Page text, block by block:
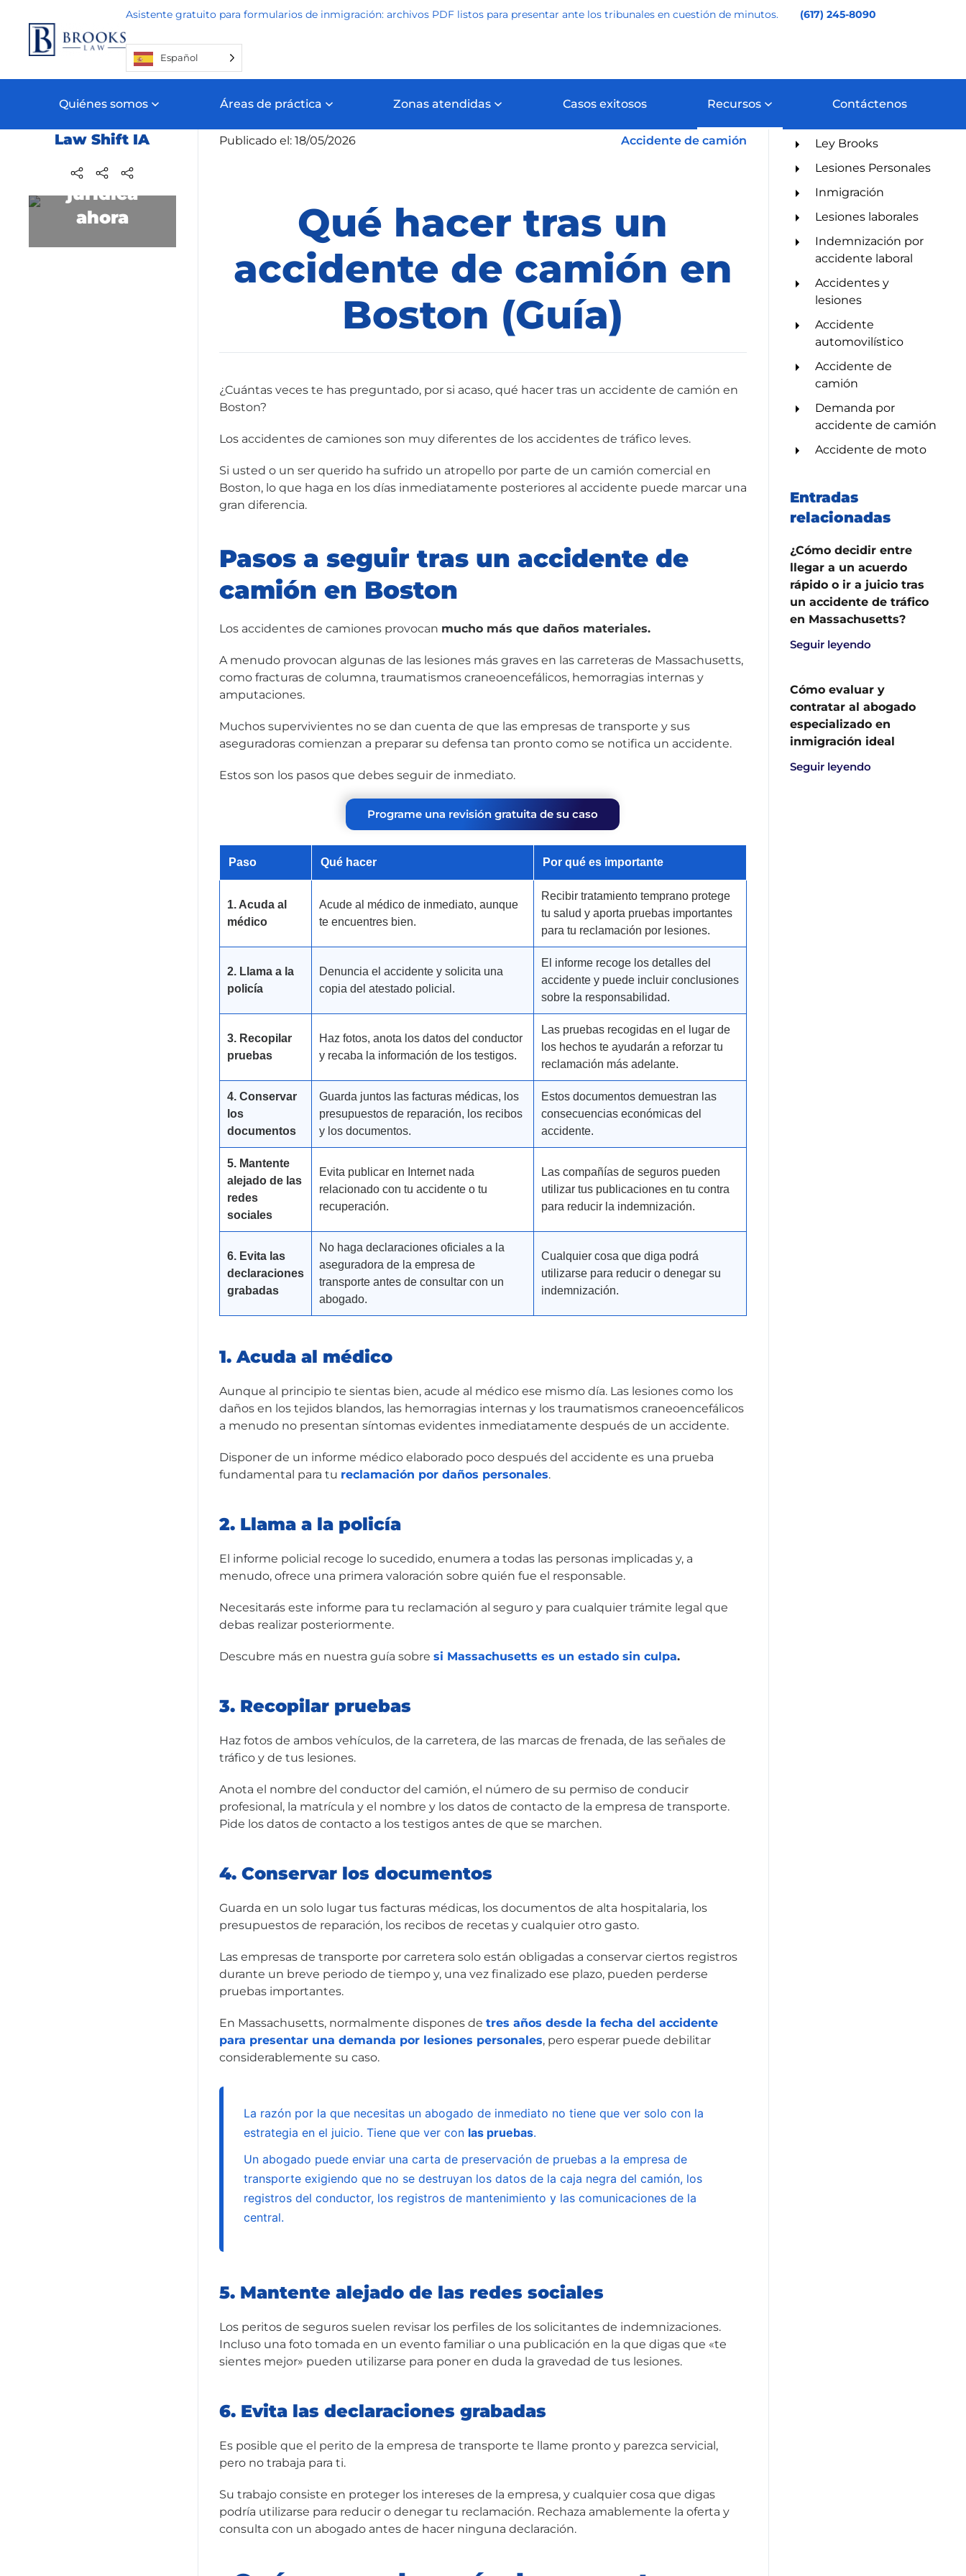
Ir al contenido principal
Asistente gratuito para formularios de inmigración: archivos PDF listos para presentar ante los tribunales en cuestión de minutos. (617) 245-8090
Español
Quiénes somos Áreas de práctica Zonas atendidas Casos exitosos Recursos Contáctenos
Law Shift IA
Obtenga
ayuda
jurídica
ahora
Inicio Blog Accidente de camión Qué hacer tras un accidente de camión en Boston (Guía)
Publicado el: 18/05/2026 Accidente de camión
Qué hacer tras un
accidente de camión en
Boston (Guía)
¿Cuántas veces te has preguntado, por si acaso, qué hacer tras un accidente de camión en
Boston?
Los accidentes de camiones son muy diferentes de los accidentes de tráfico leves.
Si usted o un ser querido ha sufrido un atropello por parte de un camión comercial en
Boston, lo que haga en los días inmediatamente posteriores al accidente puede marcar una
gran diferencia.
Pasos a seguir tras un accidente de
camión en Boston
Los accidentes de camiones provocan mucho más que daños materiales.
A menudo provocan algunas de las lesiones más graves en las carreteras de Massachusetts,
como fracturas de columna, traumatismos craneoencefálicos, hemorragias internas y
amputaciones.
Muchos supervivientes no se dan cuenta de que las empresas de transporte y sus
aseguradoras comienzan a preparar su defensa tan pronto como se notifica un accidente.
Estos son los pasos que debes seguir de inmediato.
Programe una revisión gratuita de su caso
Paso Qué hacer Por qué es importante
1. Acuda al
médico
Acude al médico de inmediato, aunque
te encuentres bien.
Recibir tratamiento temprano protege
tu salud y aporta pruebas importantes
para tu reclamación por lesiones.
2. Llama a la
policía
Denuncia el accidente y solicita una
copia del atestado policial.
El informe recoge los detalles del
accidente y puede incluir conclusiones
sobre la responsabilidad.
3. Recopilar
pruebas
Haz fotos, anota los datos del conductor
y recaba la información de los testigos.
Las pruebas recogidas en el lugar de
los hechos te ayudarán a reforzar tu
reclamación más adelante.
4. Conservar
los
documentos
Guarda juntos las facturas médicas, los
presupuestos de reparación, los recibos
y los documentos.
Estos documentos demuestran las
consecuencias económicas del
accidente.
5. Mantente
alejado de las
redes
sociales
Evita publicar en Internet nada
relacionado con tu accidente o tu
recuperación.
Las compañías de seguros pueden
utilizar tus publicaciones en tu contra
para reducir la indemnización.
6. Evita las
declaraciones
grabadas
No haga declaraciones oficiales a la
aseguradora de la empresa de
transporte antes de consultar con un
abogado.
Cualquier cosa que diga podrá
utilizarse para reducir o denegar su
indemnización.
1. Acuda al médico
Aunque al principio te sientas bien, acude al médico ese mismo día. Las lesiones como los
daños en los tejidos blandos, las hemorragias internas y los traumatismos craneoencefálicos
a menudo no presentan síntomas evidentes inmediatamente después de un accidente.
Disponer de un informe médico elaborado poco después del accidente es una prueba
fundamental para tu reclamación por daños personales.
2. Llama a la policía
El informe policial recoge lo sucedido, enumera a todas las personas implicadas y, a
menudo, ofrece una primera valoración sobre quién fue el responsable.
Necesitarás este informe para tu reclamación al seguro y para cualquier trámite legal que
debas realizar posteriormente.
Descubre más en nuestra guía sobre si Massachusetts es un estado sin culpa.
3. Recopilar pruebas
Haz fotos de ambos vehículos, de la carretera, de las marcas de frenada, de las señales de
tráfico y de tus lesiones.
Anota el nombre del conductor del camión, el número de su permiso de conducir
profesional, la matrícula y el nombre y los datos de contacto de la empresa de transporte.
Pide los datos de contacto a los testigos antes de que se marchen.
4. Conservar los documentos
Guarda en un solo lugar tus facturas médicas, los documentos de alta hospitalaria, los
presupuestos de reparación, los recibos de recetas y cualquier otro gasto.
Las empresas de transporte por carretera solo están obligadas a conservar ciertos registros
durante un breve periodo de tiempo y, una vez finalizado ese plazo, pueden perderse
pruebas importantes.
En Massachusetts, normalmente dispones de tres años desde la fecha del accidente
para presentar una demanda por lesiones personales, pero esperar puede debilitar
considerablemente su caso.
La razón por la que necesitas un abogado de inmediato no tiene que ver solo con la
estrategia en el juicio. Tiene que ver con las pruebas.
Un abogado puede enviar una carta de preservación de pruebas a la empresa de
transporte exigiendo que no se destruyan los datos de la caja negra del camión, los
registros del conductor, los registros de mantenimiento y las comunicaciones de la
central.
5. Mantente alejado de las redes sociales
Los peritos de seguros suelen revisar los perfiles de los solicitantes de indemnizaciones.
Incluso una foto tomada en un evento familiar o una publicación en la que digas que «te
sientes mejor» pueden utilizarse para poner en duda la gravedad de tus lesiones.
6. Evita las declaraciones grabadas
Es posible que el perito de la empresa de transporte te llame pronto y parezca servicial,
pero no trabaja para ti.
Su trabajo consiste en proteger los intereses de la empresa, y cualquier cosa que digas
podría utilizarse para reducir o denegar tu reclamación. Rechaza amablemente la oferta y
consulta con un abogado antes de hacer ninguna declaración.
Categorías
Ley Brooks
Lesiones Personales
Inmigración
Lesiones laborales
Indemnización por
accidente laboral
Accidentes y
lesiones
Accidente
automovilístico
Accidente de
camión
Demanda por
accidente de camión
Accidente de moto
Entradas
relacionadas
¿Cómo decidir entre
llegar a un acuerdo
rápido o ir a juicio tras
un accidente de tráfico
en Massachusetts?
Seguir leyendo
Cómo evaluar y
contratar al abogado
especializado en
inmigración ideal
Seguir leyendo